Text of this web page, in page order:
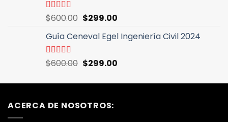
$600.00.$299.00.
Valorado
con
5
$600.00 El
original
$600.00.
$299.00El
actual
$299.00.
Guía Ceneval Egel Ingeniería Civil 2024
Valorado
con
$600.00 El
original
$600.00.
$299.00El
actual
ACERCA DE NOSOTROS: